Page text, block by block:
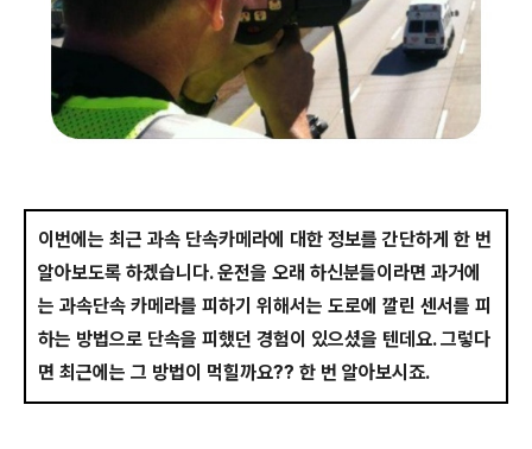
이번에는 최근 과속 단속카메라에 대한 정보를 간단하게 한 번
알아보도록 하겠습니다. 운전을 오래 하신분들이라면 과거에
는 과속단속 카메라를 피하기 위해서는 도로에 깔린 센서를 피
하는 방법으로 단속을 피했던 경험이 있으셨을 텐데요. 그렇다
면 최근에는 그 방법이 먹힐까요?? 한 번 알아보시죠.